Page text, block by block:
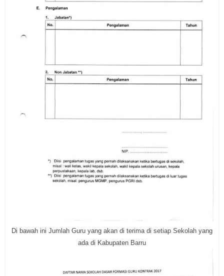
Di bawah ini Jumlah Guru yang akan di terima di setiap Sekolah yang
ada di Kabupaten Barru